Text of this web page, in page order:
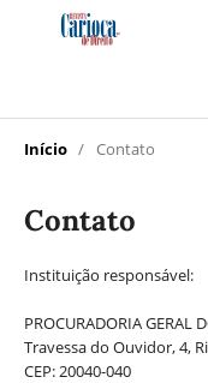
Início / Contato
Contato
Instituição responsável:
PROCURADORIA GERAL
Travessa do Ouvidor, 4,
CEP: 20040-040